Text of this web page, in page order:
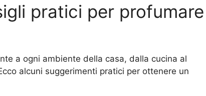
pratici per profumare
a ogni ambiente della casa, dalla cucina al
alcuni suggerimenti pratici per ottenere un